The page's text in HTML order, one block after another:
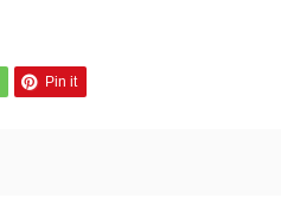
Pin it